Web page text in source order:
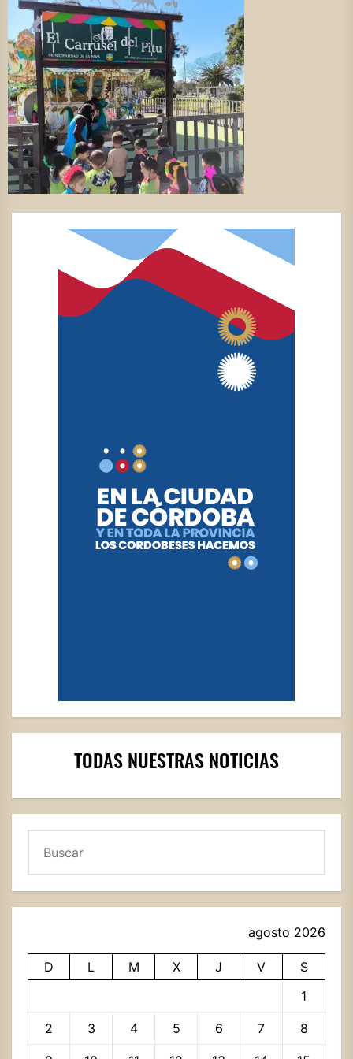
TODAS NUESTRAS NOTICIAS
agosto 2026
D L M X J V
S
1
2 3 4 5 6 7 8